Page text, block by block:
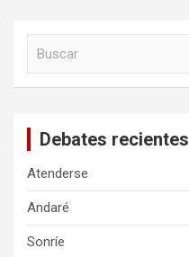
Debates recientes
Atenderse
Andaré
Sonríe